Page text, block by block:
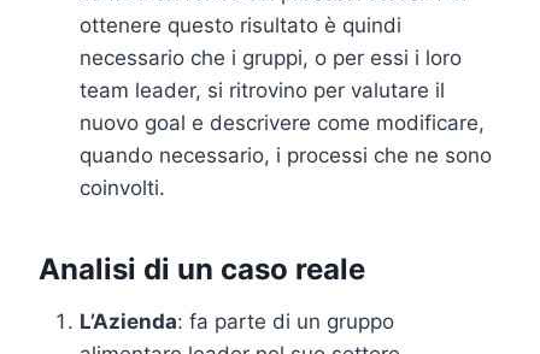
ottenere questo risultato è quindi
necessario che i gruppi, o per essi i loro
team leader, si ritrovino per valutare il
nuovo goal e descrivere come modificare,
quando necessario, i processi che ne sono
coinvolti.
Analisi di un caso reale
L’Azienda: fa parte di un gruppo